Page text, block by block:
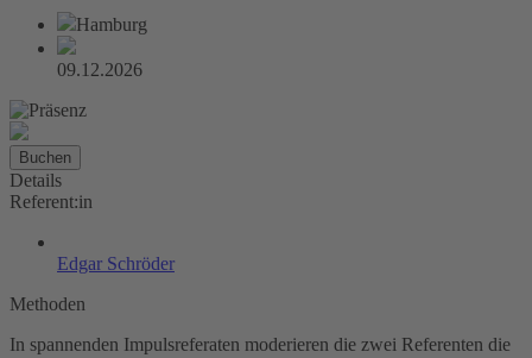
Hamburg
09.12.2026
Buchen
Details
Referent:in
Edgar Schröder
Methoden
In spannenden Impulsreferaten moderieren die zwei Referenten die